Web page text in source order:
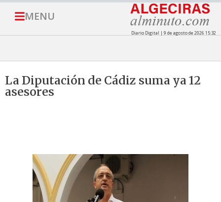
MENU
Diario Digital | 9 de agosto de 2026 15:32
La Diputación de Cádiz suma ya 12
asesores